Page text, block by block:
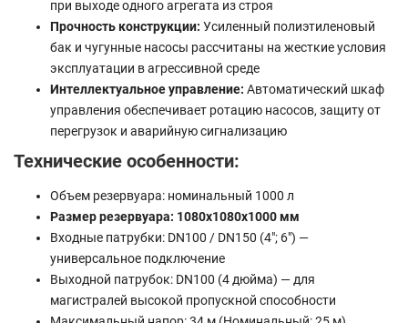
при выходе одного агрегата из строя
Прочность конструкции: Усиленный полиэтиленовый
бак и чугунные насосы рассчитаны на жесткие условия
эксплуатации в агрессивной среде
Интеллектуальное управление: Автоматический шкаф
управления обеспечивает ротацию насосов, защиту от
перегрузок и аварийную сигнализацию
Технические особенности:
Объем резервуара: номинальный 1000 л
Размер резервуара: 1080x1080x1000 мм
Входные патрубки: DN100 / DN150 (4"; 6") —
универсальное подключение
Выходной патрубок: DN100 (4 дюйма) — для
магистралей высокой пропускной способности